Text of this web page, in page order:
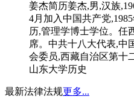
姜杰简历姜杰,男,汉族
4月加入中国共产党
历,管理学博士学位。任
席。中共十八大代表,中
会委员,西藏自治区第十
山东大学历史
最新法律法规更多...